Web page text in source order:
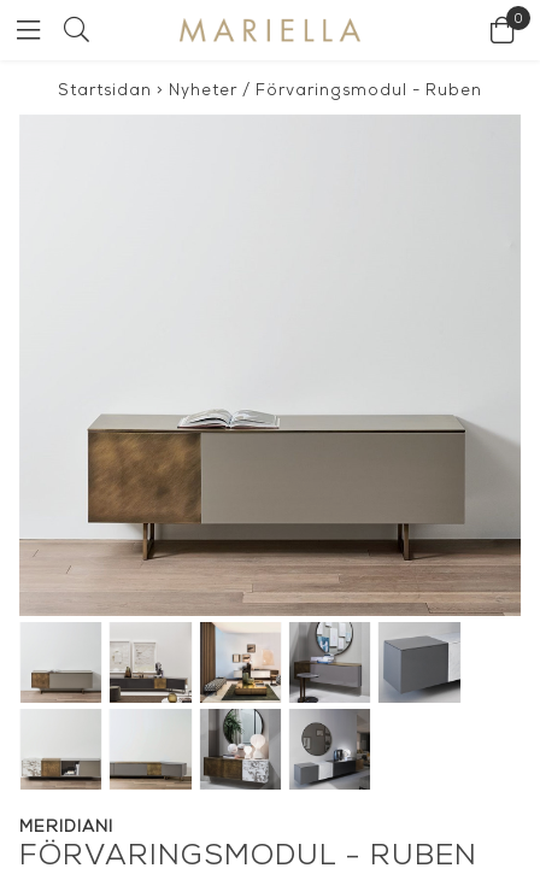
0
Startsidan > Nyheter / Förvaringsmodul - Ruben
MERIDIANI
FÖRVARINGSMODUL - RUBEN